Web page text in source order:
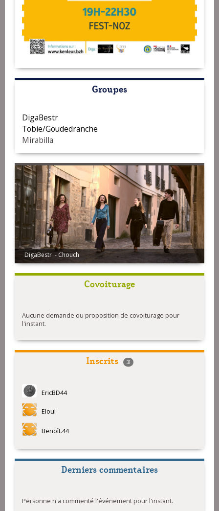
Groupes
DigaBestr
Tobie/Goudedranche
Mirabilla
DigaBestr - Chouch
Covoiturage
Aucune demande ou proposition de covoiturage pour
l'instant.
Inscrits 3
EricBD44
Eloul
Benoît.44
Derniers commentaires
Personne n'a commenté l'événement pour l'instant.